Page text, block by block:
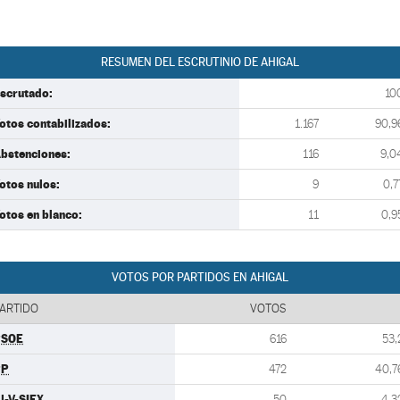
RESUMEN DEL ESCRUTINIO DE AHIGAL
contabilizados: 1.167
116
nulos: 9
en blanco: 11
VOTOS POR PARTIDOS EN AHIGAL
VOTOS
616
472